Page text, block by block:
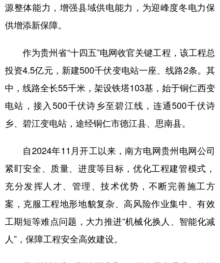
融媒联播 贵阳 遵义 安顺
黔南 黔西南
地方频道
浙江 安徽 福建 江西
广东 广西 重庆
四川 贵州 云南 西藏
陕西 甘肃
源整体能力，增强县域供电能力，为迎峰度冬电力保
供增添新保障。
作为贵州省“十四五”电网收官关键工程，该工程总
投资4.5亿元，新建500千伏变电站一座、线路2条。其
中，线路全长55千米，架设铁塔103基，始于铜仁西变
电站，接入500千伏诗乡至碧江线，连通500千伏诗
乡、碧江变电站，途经铜仁市德江县、思南县。
自2024年11月开工以来，南方电网贵州电网公司
紧盯安全、质量、进度等目标，优化工程建管模式，
充分发挥人才、管理、技术优势，不断完善施工方
案，克服工程地形地貌复杂、高风险作业集中、有效
工期短等难点问题，大力推进“机械化换人、智能化减
人”，保障工程安全高效建设。